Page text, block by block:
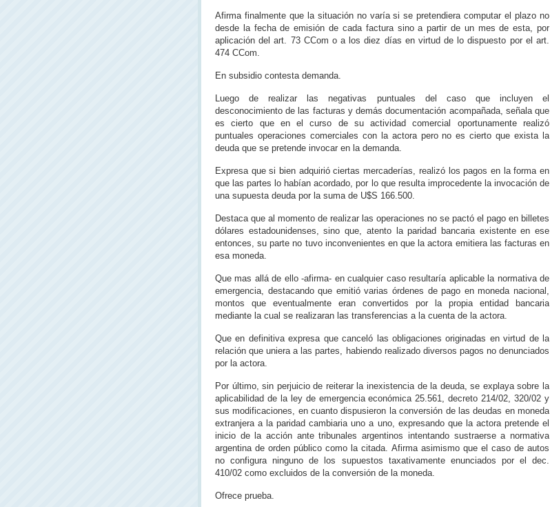
Afirma finalmente que la situación no varía si se pretendiera computar el plazo no
desde la fecha de emisión de cada factura sino a partir de un mes de esta, por
aplicación del art. 73 CCom o a los diez días en virtud de lo dispuesto por el art.
474 CCom.
En subsidio contesta demanda.
Luego de realizar las negativas puntuales del caso que incluyen el
desconocimiento de las facturas y demás documentación acompañada, señala que
es cierto que en el curso de su actividad comercial oportunamente realizó
puntuales operaciones comerciales con la actora pero no es cierto que exista la
deuda que se pretende invocar en la demanda.
Expresa que si bien adquirió ciertas mercaderías, realizó los pagos en la forma en
que las partes lo habían acordado, por lo que resulta improcedente la invocación de
una supuesta deuda por la suma de U$S 166.500.
Destaca que al momento de realizar las operaciones no se pactó el pago en billetes
dólares estadounidenses, sino que, atento la paridad bancaria existente en ese
entonces, su parte no tuvo inconvenientes en que la actora emitiera las facturas en
esa moneda.
Que mas allá de ello -afirma- en cualquier caso resultaría aplicable la normativa de
emergencia, destacando que emitió varias órdenes de pago en moneda nacional,
montos que eventualmente eran convertidos por la propia entidad bancaria
mediante la cual se realizaran las transferencias a la cuenta de la actora.
Que en definitiva expresa que canceló las obligaciones originadas en virtud de la
relación que uniera a las partes, habiendo realizado diversos pagos no denunciados
por la actora.
Por último, sin perjuicio de reiterar la inexistencia de la deuda, se explaya sobre la
aplicabilidad de la ley de emergencia económica 25.561, decreto 214/02, 320/02 y
sus modificaciones, en cuanto dispusieron la conversión de las deudas en moneda
extranjera a la paridad cambiaria uno a uno, expresando que la actora pretende el
inicio de la acción ante tribunales argentinos intentando sustraerse a normativa
argentina de orden público como la citada. Afirma asimismo que el caso de autos
no configura ninguno de los supuestos taxativamente enunciados por el dec.
410/02 como excluidos de la conversión de la moneda.
Ofrece prueba.